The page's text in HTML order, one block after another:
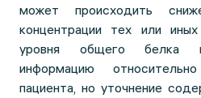
может происходить
концентрации тех или
уровня общего белка
информацию
пациента, но уточнение